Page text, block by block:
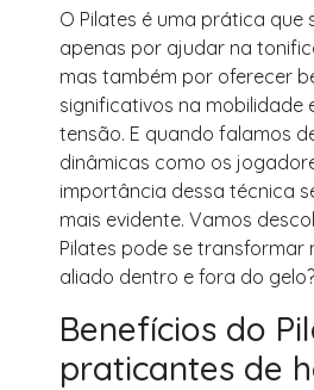
O Pilates é uma prática que
apenas por ajudar na
mas também por oferecer
significativos na mobilidade
tensão. E quando falamos
dinâmicas como os
importância dessa técnica
mais evidente. Vamos
Pilates pode se transformar
aliado dentro e fora do gelo?
Benefícios do
praticantes de